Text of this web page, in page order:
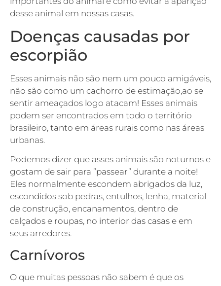
desse animal em nossas casas.
Doenças causadas por
escorpião
Esses animais não são nem um pouco amigáveis,
não são como um cachorro de estimação,ao se
sentir ameaçados logo atacam! Esses animais
podem ser encontrados em todo o território
brasileiro, tanto em áreas rurais como nas áreas
urbanas.
Podemos dizer que asses animais são noturnos e
gostam de sair para ”passear” durante a noite!
Eles normalmente escondem abrigados da luz,
escondidos sob pedras, entulhos, lenha, material
de construção, encanamentos, dentro de
calçados e roupas, no interior das casas e em
seus arredores.
Carnívoros
O que muitas pessoas não sabem é que os